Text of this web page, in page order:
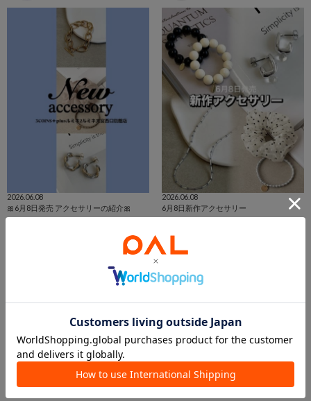
2026.06.08
🎀6月8日発売 アクセサリーの紹介🎀
ルミネ2 ルミネ大宮西口別館
2026.06.08
6月8日新作アクセサリー
このアイテムを見た人は
こんなアイテムも見ています
スタッフスナップ
＃キッズアイテム